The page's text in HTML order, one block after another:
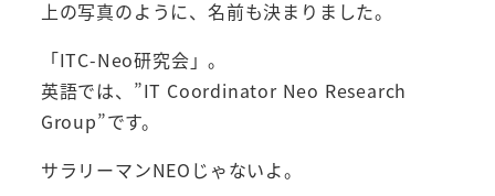
上の写真のように、名前も決まりました。
「ITC-Neo研究会」。
英語では、”IT Coordinator Neo Research
Group”です。
サラリーマンNEOじゃないよ。